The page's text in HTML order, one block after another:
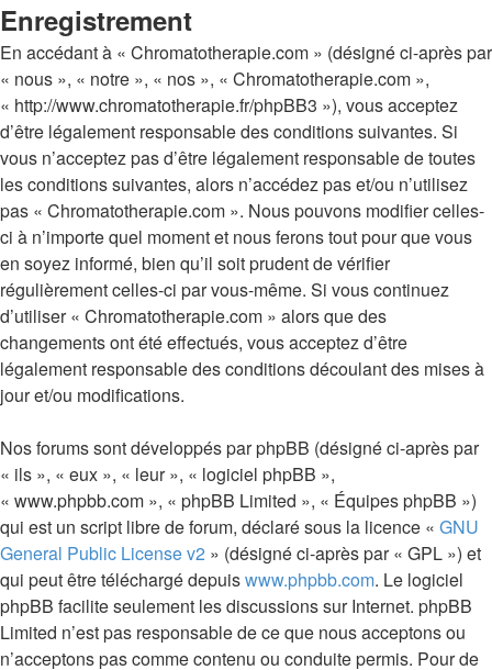
Enregistrement
En accédant à « Chromatotherapie.com » (désigné ci-après par
« nous », « notre », « nos », « Chromatotherapie.com »,
« http://www.chromatotherapie.fr/phpBB3 »), vous acceptez
d’être légalement responsable des conditions suivantes. Si
vous n’acceptez pas d’être légalement responsable de toutes
les conditions suivantes, alors n’accédez pas et/ou n’utilisez
pas « Chromatotherapie.com ». Nous pouvons modifier celles-
ci à n’importe quel moment et nous ferons tout pour que vous
en soyez informé, bien qu’il soit prudent de vérifier
régulièrement celles-ci par vous-même. Si vous continuez
d’utiliser « Chromatotherapie.com » alors que des
changements ont été effectués, vous acceptez d’être
légalement responsable des conditions découlant des mises à
jour et/ou modifications.
Nos forums sont développés par phpBB (désigné ci-après par
« ils », « eux », « leur », « logiciel phpBB »,
« www.phpbb.com », « phpBB Limited », « Équipes phpBB »)
qui est un script libre de forum, déclaré sous la licence « GNU
General Public License v2 » (désigné ci-après par « GPL ») et
qui peut être téléchargé depuiswww.phpbb.com. Le logiciel
phpBB facilite seulement les discussions sur Internet. phpBB
Limited n’est pas responsable de ce que nous acceptons ou
n’acceptons pas comme contenu ou conduite permis. Pour de